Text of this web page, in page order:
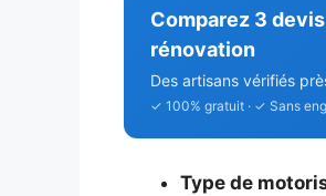
Comparez 3
rénovation
Des artisans vérifiés
✓ 100% gratuit · ✓ Sans
Type de